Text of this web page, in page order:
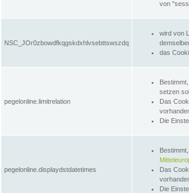
von
NSC_JOr0zbowdfkqgskdxhlvsebttswszdq
wird von
das
pegelonline.limitrelation
setzen
Das
Die
pegelonline.displaydstdatetimes
Das
Die